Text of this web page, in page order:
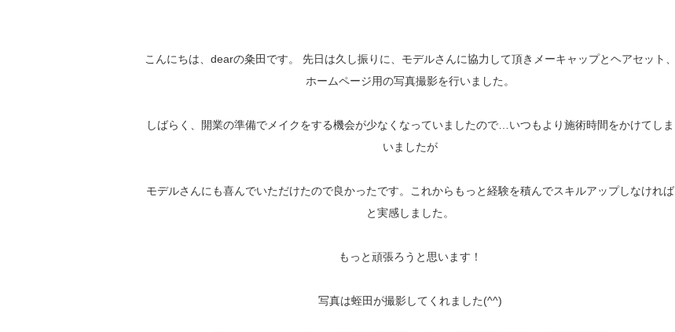
こんにちは、dearの粂田です。 先日は久し振りに、モデルさんに協力して頂きメーキャップとヘアセット、
ホームページ用の写真撮影を行いました。
しばらく、開業の準備でメイクをする機会が少なくなっていましたので…いつもより施術時間をかけてしま
いましたが
モデルさんにも喜んでいただけたので良かったです。これからもっと経験を積んでスキルアップしなければ
と実感しました。
もっと頑張ろうと思います！
写真は蛭田が撮影してくれました(^^)